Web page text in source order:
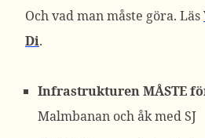
Och vad man måste göra. Läs
Di.
Infrastrukturen MÅSTE
Malmbanan och åk med SJ